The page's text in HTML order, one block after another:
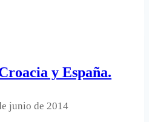
y España.
junio de 2014